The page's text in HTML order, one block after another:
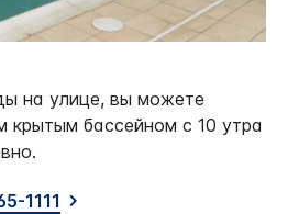
на улице, вы можете
бассейном с 10 утра
1111